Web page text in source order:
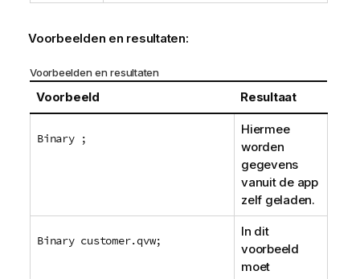
Voorbeelden en resultaten:
Voorbeelden en resultaten
Voorbeeld Resultaat
Binary ;
Hiermee
worden
gegevens
vanuit de app
zelf geladen.
Binary customer.qvw;
In dit
voorbeeld
moet